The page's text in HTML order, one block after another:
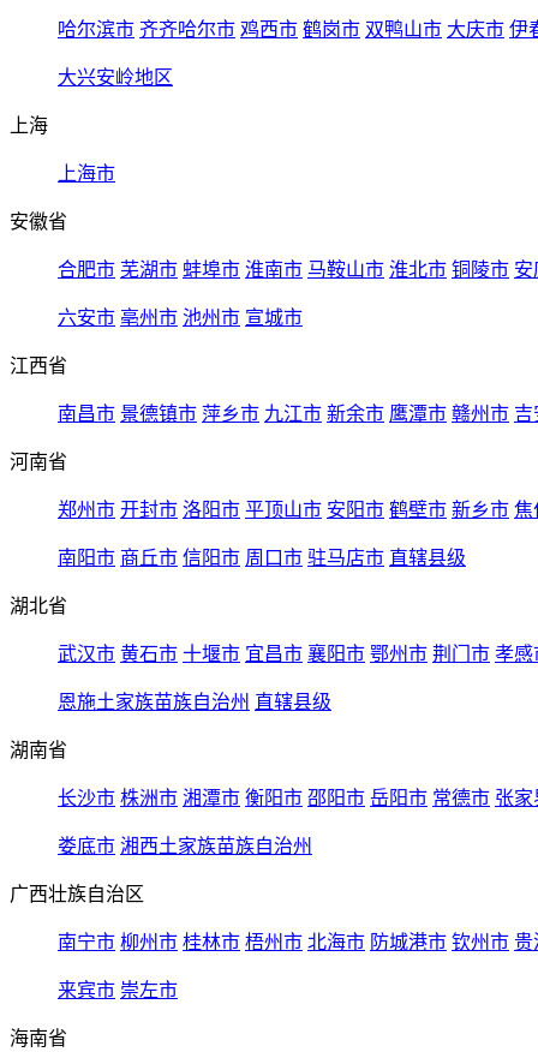
哈尔滨市 齐齐哈尔市 鸡西市 鹤岗市 双鸭山市 大庆市 伊
大兴安岭地区
上海
上海市
安徽省
合肥市 芜湖市 蚌埠市 淮南市 马鞍山市 淮北市 铜陵市 安
六安市 亳州市 池州市 宣城市
江西省
南昌市 景德镇市 萍乡市 九江市 新余市 鹰潭市 赣州市 吉
河南省
郑州市 开封市 洛阳市 平顶山市 安阳市 鹤壁市 新乡市 焦
南阳市 商丘市 信阳市 周口市 驻马店市 直辖县级
湖北省
武汉市 黄石市 十堰市 宜昌市 襄阳市 鄂州市 荆门市 孝感
恩施土家族苗族自治州 直辖县级
湖南省
长沙市 株洲市 湘潭市 衡阳市 邵阳市 岳阳市 常德市 张家
娄底市 湘西土家族苗族自治州
广西壮族自治区
南宁市 柳州市 桂林市 梧州市 北海市 防城港市 钦州市 贵
来宾市 崇左市
海南省